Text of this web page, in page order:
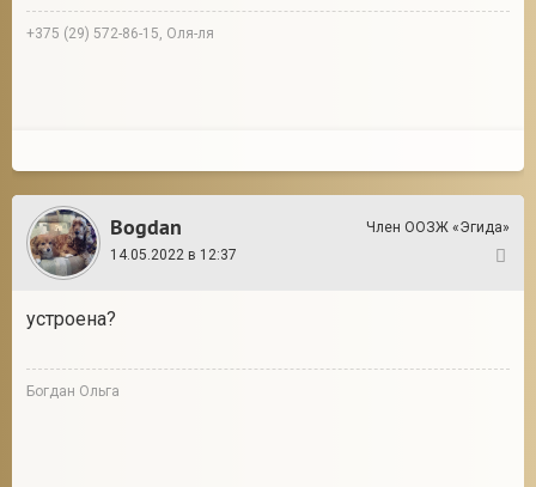
+375 (29) 572-86-15, Оля-ля
Bogdan
Член ООЗЖ «Эгида»
14.05.2022 в 12:37
устроена?
Богдан Ольга